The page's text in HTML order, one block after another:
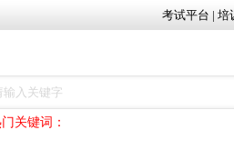
考试平台 | 培
关键词：